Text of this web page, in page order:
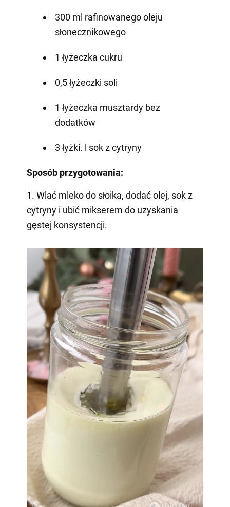
300 ml rafinowanego oleju
słonecznikowego
1 łyżeczka cukru
0,5 łyżeczki soli
1 łyżeczka musztardy bez
dodatków
3 łyżki. l sok z cytryny
Sposób przygotowania:
1. Wlać mleko do słoika, dodać olej, sok z
cytryny i ubić mikserem do uzyskania
gęstej konsystencji.